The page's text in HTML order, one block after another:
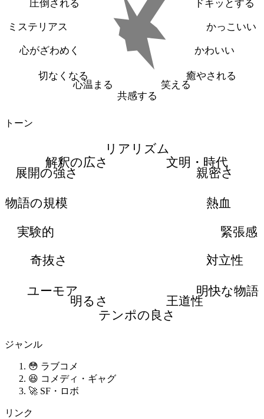
ドキッとする
かっこいい
かわいい
癒やされる
笑える
共感する
心温まる
切なくなる
心がざわめく
ミステリアス
圧倒される
トーン
リアリズム
文明・時代
親密さ
熱血
緊張感
対立性
明快な物語
王道性
テンポの良さ
明るさ
ユーモア
奇抜さ
実験的
物語の規模
展開の強さ
解釈の広さ
ジャンル
😳 ラブコメ
😆 コメディ・ギャグ
🚀 SF・ロボ
リンク